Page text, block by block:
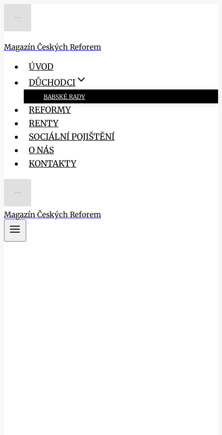
Magazín Českých Reforem
ÚVOD
DŮCHODCI
BABSKÉ RADY
REFORMY
RENTY
SOCIÁLNÍ POJIŠTĚNÍ
O NÁS
KONTAKTY
Magazín Českých Reforem